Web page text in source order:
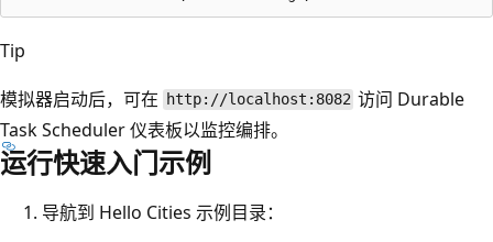
Tip
模拟器启动后，可在
http://localhost:8082 访问 Durable
Task Scheduler 仪表板以监控编排。
运行快速入门示例
导航到 Hello Cities 示例目录：